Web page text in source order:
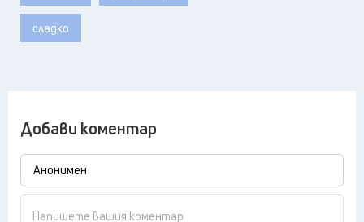
сладко
Добави коментар